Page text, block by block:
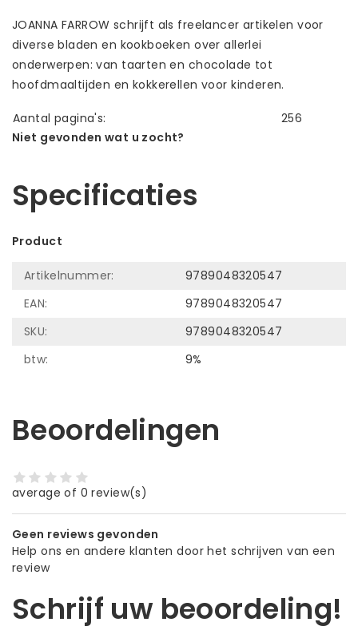
JOANNA FARROW schrijft als freelancer artikelen voor
diverse bladen en kookboeken over allerlei
onderwerpen: van taarten en chocolade tot
hoofdmaaltijden en kokkerellen voor kinderen.
Aantal pagina's:
256
Niet gevonden wat u zocht?
Specificaties
Product
Artikelnummer:
9789048320547
EAN:
9789048320547
SKU:
9789048320547
btw:
9%
Beoordelingen
average of 0 review(s)
Geen reviews gevonden
Help ons en andere klanten door het schrijven van een
review
Schrijf uw beoordeling!